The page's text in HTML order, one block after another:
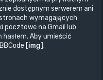
dostępnym serwerem ani
wymagających
pocztowe na Gmail lub
Aby umieścić
[img].